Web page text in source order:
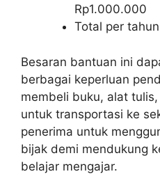
Rp1.000.000
Total per
Besaran bantuan ini
berbagai keperluan
membeli buku, alat
untuk transportasi ke
penerima untuk
bijak demi mendukung
belajar mengajar.